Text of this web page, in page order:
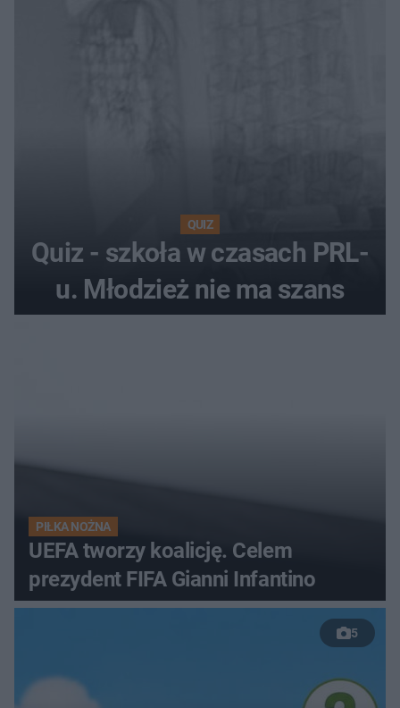
QUIZ
Quiz - szkoła w czasach PRL-
u. Młodzież nie ma szans
PIŁKA NOŻNA
UEFA tworzy koalicję. Celem
prezydent FIFA Gianni Infantino
5